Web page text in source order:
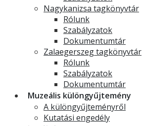
Nagykanizsa tagkönyvtár
Rólunk
Szabályzatok
Dokumentumtár
Zalaegerszeg tagkönyvtár
Rólunk
Szabályzatok
Dokumentumtár
Muzeális különgyűjtemény
A különgyűjteményről
Kutatási engedély